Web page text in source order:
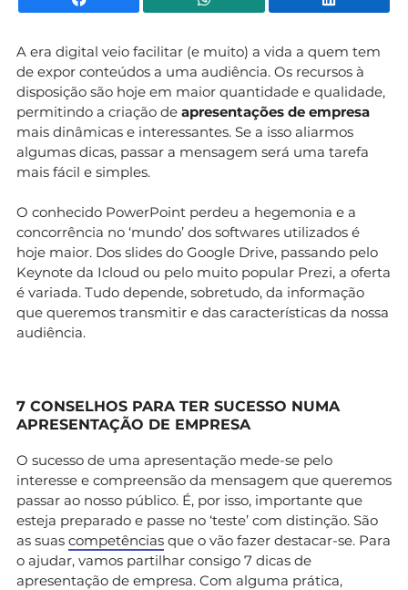
A era digital veio facilitar (e muito) a vida a quem tem
de expor conteúdos a uma audiência. Os recursos à
disposição são hoje em maior quantidade e qualidade,
permitindo a criação de apresentações de empresa
mais dinâmicas e interessantes. Se a isso aliarmos
algumas dicas, passar a mensagem será uma tarefa
mais fácil e simples.
O conhecido PowerPoint perdeu a hegemonia e a
concorrência no ‘mundo’ dos softwares utilizados é
hoje maior. Dos slides do Google Drive, passando pelo
Keynote da Icloud ou pelo muito popular Prezi, a oferta
é variada. Tudo depende, sobretudo, da informação
que queremos transmitir e das características da nossa
audiência.
7 CONSELHOS PARA TER SUCESSO NUMA
APRESENTAÇÃO DE EMPRESA
O sucesso de uma apresentação mede-se pelo
interesse e compreensão da mensagem que queremos
passar ao nosso público. É, por isso, importante que
esteja preparado e passe no ‘teste’ com distinção. São
as suas competências que o vão fazer destacar-se. Para
o ajudar, vamos partilhar consigo 7 dicas de
apresentação de empresa. Com alguma prática,